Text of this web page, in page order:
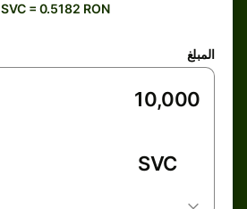
₡1 SVC = 0.5182 RON
المبلغ
SVC